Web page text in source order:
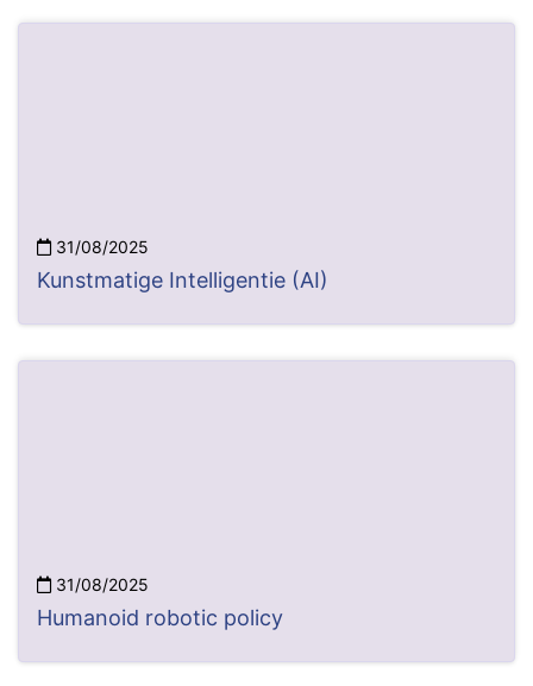
31/08/2025
Kunstmatige Intelligentie (AI)
31/08/2025
Humanoid robotic policy